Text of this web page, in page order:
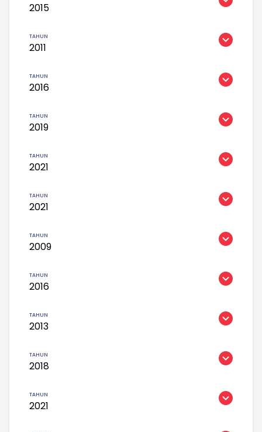
2015
2011
2016
2019
2021
2021
2009
2016
2013
2018
2021